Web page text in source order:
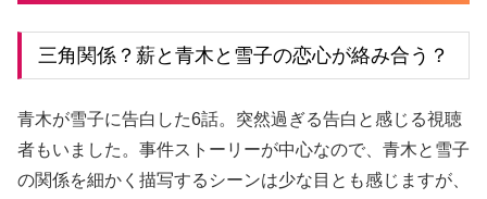
三角関係？薪と青木と雪子の恋心が絡み合う？
青木が雪子に告白した6話。突然過ぎる告白と感じる視聴
者もいました。事件ストーリーが中心なので、青木と雪子
の関係を細かく描写するシーンは少な目とも感じますが、